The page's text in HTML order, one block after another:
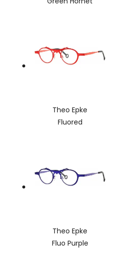
Theo Epke
Fluored
Theo Epke
Fluo Purple